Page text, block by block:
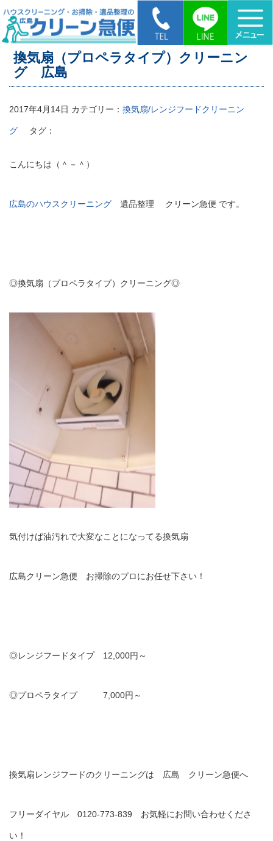
HOME > 換気扇（プロペラタイプ）クリーニング 広島
換気扇（プロペラタイプ）クリーニン
グ 広島
2017年4月14日 カテゴリー： 換気扇/レンジフードクリーニン
グ タグ：
こんにちは（＾－＾）
広島のハウスクリーニング 遺品整理 クリーン急便 です。
◎換気扇（プロペラタイプ）クリーニング◎
気付けば油汚れで大変なことになってる換気扇
広島クリーン急便 お掃除のプロにお任せ下さい！
◎レンジフードタイプ 12,000円～
◎プロペラタイプ 7,000円～
換気扇レンジフードのクリーニングは 広島 クリーン急便へ
フリーダイヤル 0120-773-839 お気軽にお問い合わせくださ
い！